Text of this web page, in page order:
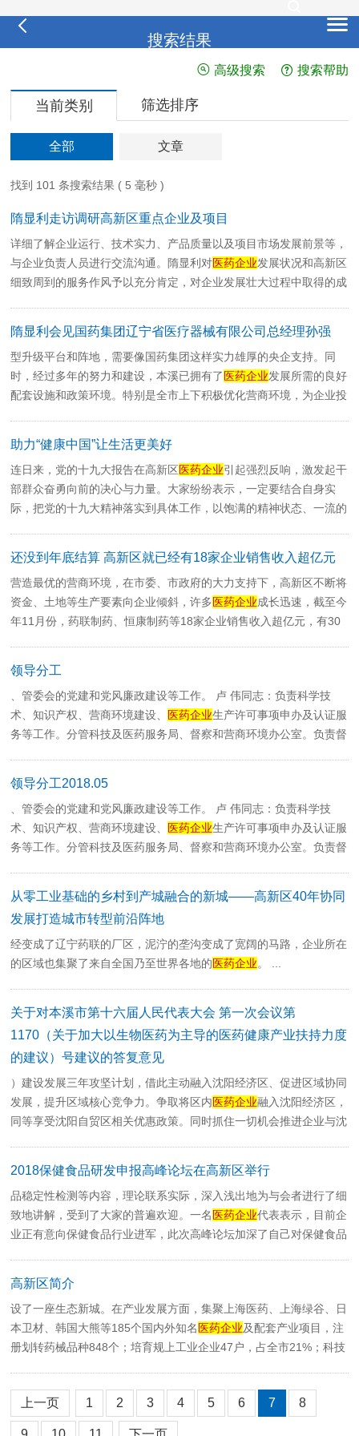
搜索结果
高级搜索 搜索帮助
当前类别 筛选排序
全部 文章
找到 101 条搜索结果 ( 5 毫秒 )
隋显利走访调研高新区重点企业及项目
详细了解企业运行、技术实力、产品质量以及项目市场发展前景等，
与企业负责人员进行交流沟通。隋显利对医药企业发展状况和高新区
细致周到的服务作风予以充分肯定，对企业发展壮大过程中取得的成
隋显利会见国药集团辽宁省医疗器械有限公司总经理孙强
型升级平台和阵地，需要像国药集团这样实力雄厚的央企支持。同
时，经过多年的努力和建设，本溪已拥有了 医药企业发展所需的良好
配套设施和政策环境。特别是全市上下积极优化营商环境，为企业投
助力“健康中国”让生活更美好
连日来，党的十九大报告在高新区医药企业引起强烈反响，激发起干
部群众奋勇向前的决心与力量。大家纷纷表示，一定要结合自身实
际，把党的十九大精神落实到具体工作，以饱满的精神状态、一流的
还没到年底结算 高新区就已经有18家企业销售收入超亿元
营造最优的营商环境，在市委、市政府的大力支持下，高新区不断将
资金、土地等生产要素向企业倾斜，许多医药企业成长迅速，截至今
年11月份，药联制药、恒康制药等18家企业销售收入超亿元，有30
领导分工
、管委会的党建和党风廉政建设等工作。 卢 伟同志：负责科学技
术、知识产权、营商环境建设、 医药企业生产许可事项申办及认证服
务等工作。分管科技及医药服务局、督察和营商环境办公室。负责督
领导分工2018.05
、管委会的党建和党风廉政建设等工作。 卢 伟同志：负责科学技
术、知识产权、营商环境建设、 医药企业生产许可事项申办及认证服
务等工作。分管科技及医药服务局、督察和营商环境办公室。负责督
从零工业基础的乡村到产城融合的新城——高新区40年协同
发展打造城市转型前沿阵地
经变成了辽宁药联的厂区，泥泞的垄沟变成了宽阔的马路，企业所在
的区域也集聚了来自全国乃至世界各地的医药企业。 ...
关于对本溪市第十六届人民代表大会 第一次会议第
1170（关于加大以生物医药为主导的医药健康产业扶持力度
的建议）号建议的答复意见
）建设发展三年攻坚计划，借此主动融入沈阳经济区、促进区域协同
发展，提升区域核心竞争力。争取将区内医药企业融入沈阳经济区，
同等享受沈阳自贸区相关优惠政策。同时抓住一切机会推进企业与沈
2018保健食品研发申报高峰论坛在高新区举行
品稳定性检测等内容，理论联系实际，深入浅出地为与会者进行了细
致地讲解，受到了大家的普遍欢迎。一名 医药企业代表表示，目前企
业正有意向保健食品行业进军，此次高峰论坛加深了自己对保健食品
高新区简介
设了一座生态新城。在产业发展方面，集聚上海医药、上海绿谷、日
本卫材、韩国大熊等185个国内外知名 医药企业及配套产业项目，注
册划转药械品种848个；培育规上工业企业47户，占全市21%；科技
上一页 1 2 3 4 5 6 7 8